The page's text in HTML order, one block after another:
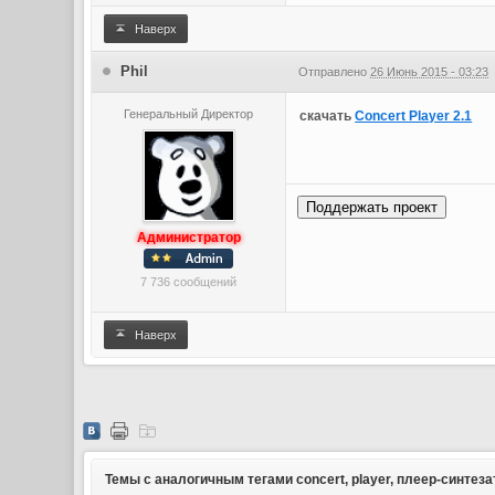
Наверх
Phil Отправлено26 Июнь 2015 - 03:23
Генеральный Директор
Администратор
7 736 сообщений
скачатьConcert Player 2.1
Поддержать проект
Наверх
Темы с аналогичным тегами concert, player, плеер-